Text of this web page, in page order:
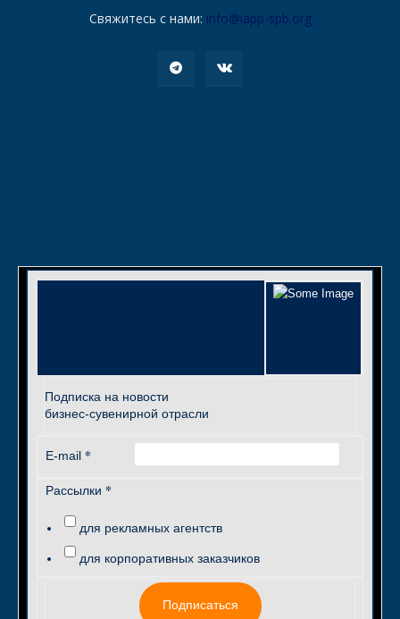
Свяжитесь с нами: info@iapp-spb.org
Подписка на новости
бизнес-сувенирной отрасли
E-mail *
Рассылки *
для рекламных агентств
для корпоративных заказчиков
Подписаться